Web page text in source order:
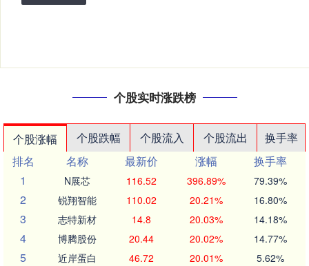
个股实时涨跌榜
个股涨幅 个股跌幅 个股流入 个股流出
换手率
排名
名称 最新价 涨幅
换手率
1
N展芯 116.52 396.89% 79.39%
2 锐翔智能 110.02 20.21% 16.80%
3 志特新材 14.8 20.03% 14.18%
4 博腾股份 20.44 20.02% 14.77%
5 近岸蛋白 46.72 20.01% 5.62%